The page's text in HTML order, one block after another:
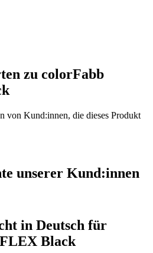
zu colorFabb
von Kund:innen, die dieses Produkt
unserer Kund:innen
in Deutsch für
Black